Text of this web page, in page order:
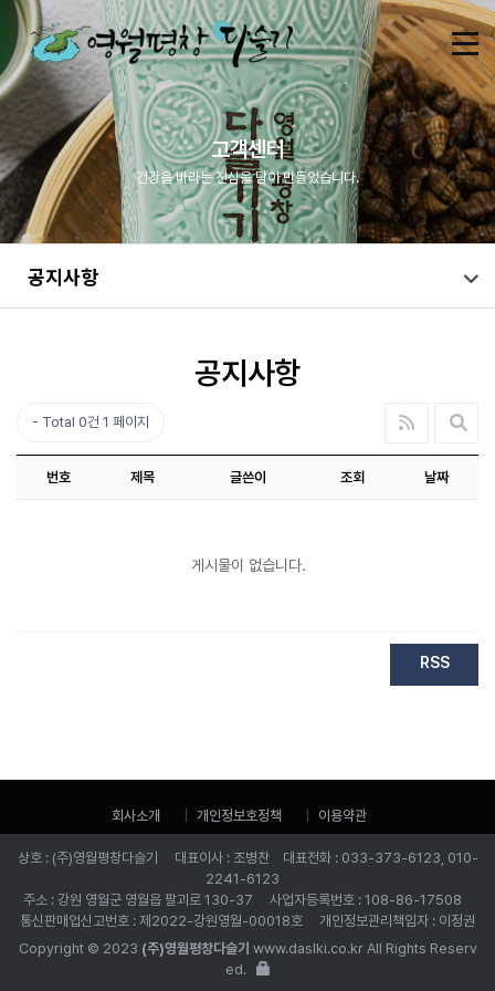
고객센터
건강을 바라는 진심을 담아 만들었습니다.
공지사항
공지사항
Total 0건 1 페이지
번호 제목 글쓴이 조회 날짜
게시물이 없습니다.
RSS
회사소개 개인정보호정책 이용약관
상호 : (주)영월평창다슬기 대표이사 : 조병찬 대표전화 : 033-373-6123, 010-
2241-6123
주소 : 강원 영월군 영월읍 팔괴로 130-37 사업자등록번호 : 108-86-17508
통신판매업신고번호 : 제2022-강원영월-00018호 개인정보관리책임자 : 이정권
Copyright © 2023 (주)영월평창다슬기 www.daslki.co.kr All Rights Reserv
ed.